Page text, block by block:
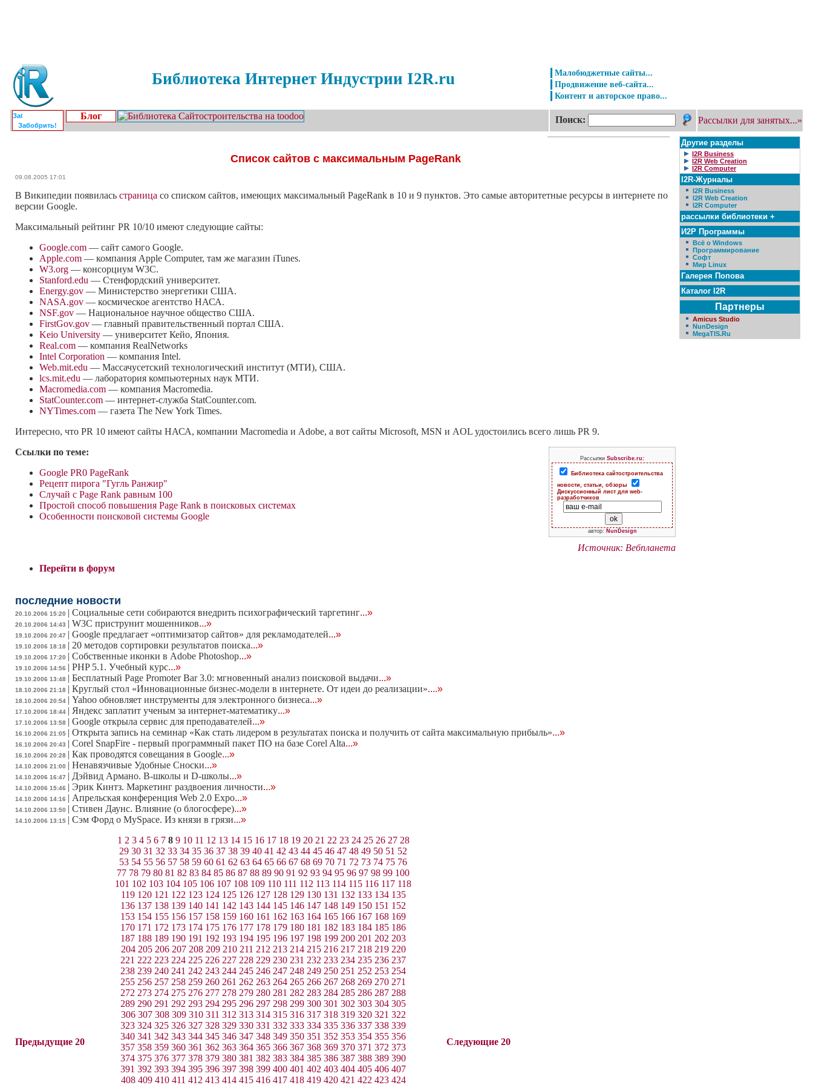
Библиотека Интернет Индустрии I2R.ru
Малобюджетные сайты...
Продвижение веб-сайта...
Контент и авторское право...
Забобрить!
Блог Поиск: Рассылки для занятых...»
Список сайтов с максимальным PageRank
09.08.2005 17:01
В Википедии появилась страница со списком сайтов, имеющих максимальный PageRank в 10 и 9 пунктов. Это самые авторитетные ресурсы в интернете по
версии Google.
Максимальный рейтинг PR 10/10 имеют следующие сайты:
Google.com — сайт самого Google.
Apple.com — компания Apple Computer, там же магазин iTunes.
W3.org — консорциум W3C.
Stanford.edu — Стенфордский университет.
Energy.gov — Министерство энергетики США.
NASA.gov — космическое агентство НАСА.
NSF.gov — Национальное научное общество США.
FirstGov.gov — главный правительственный портал США.
Keio University — университет Кейо, Япония.
Real.com — компания RealNetworks
Intel Corporation — компания Intel.
Web.mit.edu — Массачусетский технологический институт (МТИ), США.
lcs.mit.edu — лаборатория компьютерных наук МТИ.
Macromedia.com — компания Macromedia.
StatCounter.com — интернет-служба StatCounter.com.
NYTimes.com — газета The New York Times.
Интересно, что PR 10 имеют сайты НАСА, компании Macromedia и Adobe, а вот сайты Microsoft, MSN и AOL удостоились всего лишь PR 9.
Рассылки Subscribe.ru:
Библиотека сайтостроительства
новости, статьи, обзоры
Дискуссионный лист для web-
разработчиков
автор: NunDesign
Ссылки по теме:
Google PR0 PageRank
Рецепт пирога "Гугль Ранжир"
Случай с Page Rank равным 100
Простой способ повышения Page Rank в поисковых системах
Особенности поисковой системы Google
Источник: Вебпланета
Перейти в форум
последние новости
20.10.2006 15:20 | Социальные сети собираются внедрить психографический таргетинг...»
20.10.2006 14:43 | W3C приструнит мошенников...»
19.10.2006 20:47 | Google предлагает «оптимизатор сайтов» для рекламодателей...»
19.10.2006 18:18 | 20 методов сортировки результатов поиска...»
19.10.2006 17:20 | Cобственные иконки в Adobe Photoshop...»
19.10.2006 14:56 | PHP 5.1. Учебный курс...»
19.10.2006 13:48 | Бесплатный Page Promoter Bar 3.0: мгновенный анализ поисковой выдачи...»
18.10.2006 21:18 | Круглый стол «Инновационные бизнес-модели в интернете. От идеи до реализации»....»
18.10.2006 20:54 | Yahoo обновляет инструменты для электронного бизнеса...»
17.10.2006 18:44 | Яндекс заплатит ученым за интернет-математику...»
17.10.2006 13:58 | Google открыла сервис для преподавателей...»
16.10.2006 21:05 | Открыта запись на семинар «Как стать лидером в результатах поиска и получить от сайта максимальную прибыль»...»
16.10.2006 20:43 | Corel SnapFire - первый программный пакет ПО на базе Corel Alta...»
16.10.2006 20:28 | Как проводятся совещания в Google...»
14.10.2006 21:00 | Ненавязчивые Удобные Сноски...»
14.10.2006 16:47 | Дэйвид Армано. B-школы и D-школы...»
14.10.2006 15:46 | Эрик Кинтз. Маркетинг раздвоения личности...»
14.10.2006 14:16 | Апрельская конференция Web 2.0 Expo...»
14.10.2006 13:50 | Стивен Даунс. Влияние (о блогосфере)...»
14.10.2006 13:15 | Сэм Форд о MySpace. Из князи в грязи...»
Предыдущие 20
1 2 3 4 5 6 7 8 9 10 11 12 13 14 15 16 17 18 19 20 21 22 23 24 25 26 27 28
29 30 31 32 33 34 35 36 37 38 39 40 41 42 43 44 45 46 47 48 49 50 51 52
53 54 55 56 57 58 59 60 61 62 63 64 65 66 67 68 69 70 71 72 73 74 75 76
77 78 79 80 81 82 83 84 85 86 87 88 89 90 91 92 93 94 95 96 97 98 99 100
101 102 103 104 105 106 107 108 109 110 111 112 113 114 115 116 117 118
119 120 121 122 123 124 125 126 127 128 129 130 131 132 133 134 135
136 137 138 139 140 141 142 143 144 145 146 147 148 149 150 151 152
153 154 155 156 157 158 159 160 161 162 163 164 165 166 167 168 169
170 171 172 173 174 175 176 177 178 179 180 181 182 183 184 185 186
187 188 189 190 191 192 193 194 195 196 197 198 199 200 201 202 203
204 205 206 207 208 209 210 211 212 213 214 215 216 217 218 219 220
221 222 223 224 225 226 227 228 229 230 231 232 233 234 235 236 237
238 239 240 241 242 243 244 245 246 247 248 249 250 251 252 253 254
255 256 257 258 259 260 261 262 263 264 265 266 267 268 269 270 271
272 273 274 275 276 277 278 279 280 281 282 283 284 285 286 287 288
289 290 291 292 293 294 295 296 297 298 299 300 301 302 303 304 305
306 307 308 309 310 311 312 313 314 315 316 317 318 319 320 321 322
323 324 325 326 327 328 329 330 331 332 333 334 335 336 337 338 339
340 341 342 343 344 345 346 347 348 349 350 351 352 353 354 355 356
357 358 359 360 361 362 363 364 365 366 367 368 369 370 371 372 373
374 375 376 377 378 379 380 381 382 383 384 385 386 387 388 389 390
391 392 393 394 395 396 397 398 399 400 401 402 403 404 405 406 407
408 409 410 411 412 413 414 415 416 417 418 419 420 421 422 423 424
Следующие 20
Другие разделы
I2R Business
I2R Web Creation
I2R Computer
I2R-Журналы
I2R Business
I2R Web Creation
I2R Computer
рассылки библиотеки +
И2Р Программы
Всё о Windows
Программирование
Софт
Мир Linux
Галерея Попова
Каталог I2R
Партнеры
Amicus Studio
NunDesign
MegaTIS.Ru